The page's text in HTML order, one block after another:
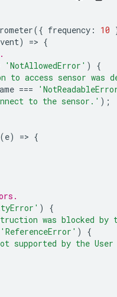
({ frequency : 10
) => {
'NotAllowedError' )
{
to access sensor was
===
to the sensor.' );
(e) => {
)
{
was blocked
'ReferenceError' )
{
supported by the